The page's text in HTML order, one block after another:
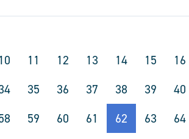
10 11 12 13 14 15 16
35 36 37 38 39 40
59 60 61 62 63 64